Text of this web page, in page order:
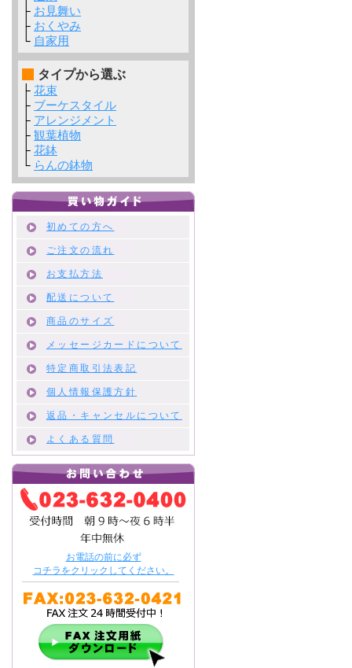
├ お見舞い
├ おくやみ
└ 自家用
タイプから選ぶ
├ 花束
├ ブーケスタイル
├ アレンジメント
├ 観葉植物
├ 花鉢
└ らんの鉢物
初めての方へ
ご注文の流れ
お支払方法
配送について
商品のサイズ
メッセージカードについて
特定商取引法表記
個人情報保護方針
返品・キャンセルについて
よくある質問
お電話の前に必ず
コチラをクリックしてください。